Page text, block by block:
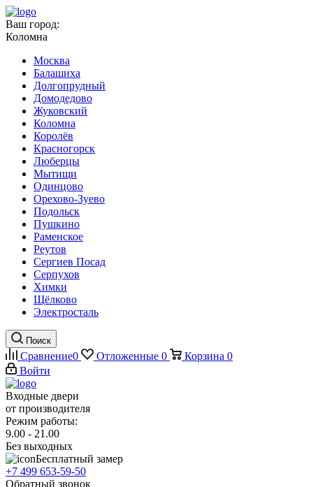
Ваш город:
Коломна
Москва
Балашиха
Долгопрудный
Домодедово
Жуковский
Коломна
Королёв
Красногорск
Люберцы
Мытищи
Одинцово
Орехово-Зуево
Подольск
Пушкино
Раменское
Реутов
Сергиев Посад
Серпухов
Химки
Щёлково
Электросталь
Поиск
Сравнение0 Отложенные 0 Корзина 0
Войти
Входные двери
от производителя
Режим работы:
9.00 - 21.00
Без выходных
Бесплатный замер
+7 499 653-59-50
Обратный звонок